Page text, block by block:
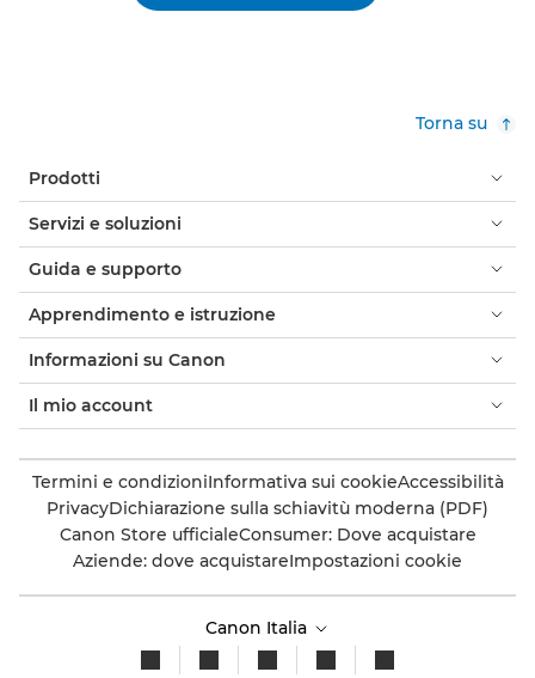
Torna su
Prodotti
Servizi e soluzioni
Guida e supporto
Apprendimento e istruzione
Informazioni su Canon
Il mio account
Termini e condizioniInformativa sui cookieAccessibilità
PrivacyDichiarazione sulla schiavitù moderna (PDF)
Canon Store ufficialeConsumer: Dove acquistare
Aziende: dove acquistareImpostazioni cookie
Canon Italia